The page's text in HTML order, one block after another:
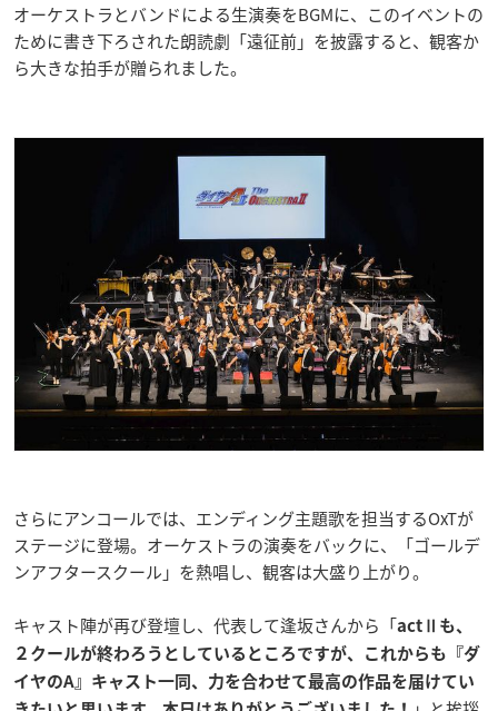
オーケストラとバンドによる生演奏をBGMに、このイベントの
ために書き下ろされた朗読劇「遠征前」を披露すると、観客か
ら大きな拍手が贈られました。
さらにアンコールでは、エンディング主題歌を担当するOxTが
ステージに登場。オーケストラの演奏をバックに、「ゴールデ
ンアフタースクール」を熱唱し、観客は大盛り上がり。
キャスト陣が再び登壇し、代表して逢坂さんから「actⅡも、
２クールが終わろうとしているところですが、これからも『ダ
イヤのA』キャスト一同、力を合わせて最高の作品を届けてい